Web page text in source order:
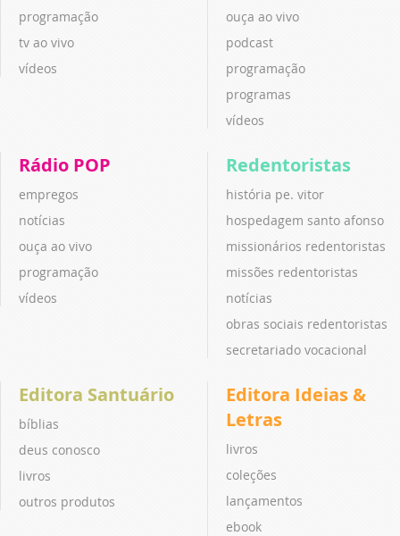
programação
tv ao vivo
vídeos
ouça ao vivo
podcast
programação
programas
vídeos
Rádio POP
empregos
notícias
ouça ao vivo
programação
vídeos
Redentoristas
história pe. vitor
hospedagem santo afonso
missionários redentoristas
missões redentoristas
notícias
obras sociais redentoristas
secretariado vocacional
Editora Santuário
bíblias
deus conosco
livros
outros produtos
Editora Ideias &
Letras
livros
coleções
lançamentos
ebook